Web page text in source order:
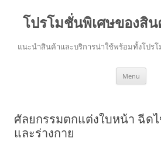
โปรโมชั่นพิเศษของสิ
แนะนำสินค้าและบริการน่าใช้พร้อมทั้งโปรโ
Menu
ศัลยกรรมตกแต่งใบหน้า ฉีด
และร่างกาย